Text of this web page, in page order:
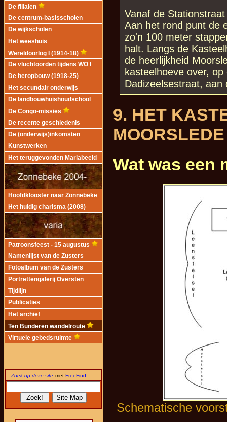
De filialen
De centrum-basisscholen
De wijkscholen
Het weeshuis
Wereldoorlog I (1914-18)
De vluchtoorden tijdens WO I
De heropbouw (1918-25)
Het secundair onderwijs
De landbouwhuishoudschool
De Congo-missies
De recente geschiedenis
De (onderwijs)inkomsten
Kunstwerken
Het teruggevonden Mariabeeld
Hoofdklooster naar Zonnebeke
Het huidig charisma (2008)
Patroonsfeest - 15 augustus
Namenlijst van de Zusters
Fotoalbum van de Zusters
Portrettengalerij Oversten
Tijdlijn
Publicaties
Het archief
Ten Bunderen wandelroute
Virtuele gebedsruimte
Zoek op deze site met FreeFind
Vanaf de
Aan het rond punt de
zo'n 100 meter
halt. Langs de
de heerlijkheid
kasteelhoeve over,
Dadizeelsestraat, aan
9. HET
MOORSLEDE
Wat was een
Schematische